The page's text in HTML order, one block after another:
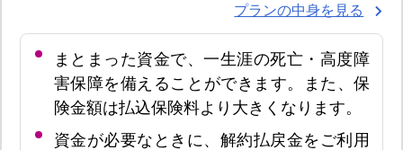
プランの中身を見る
まとまった資金で、一生涯の死亡・高度障
害保障を備えることができます。また、保
険金額は払込保険料より大きくなります。
資金が必要なときに、解約払戻金をご利用